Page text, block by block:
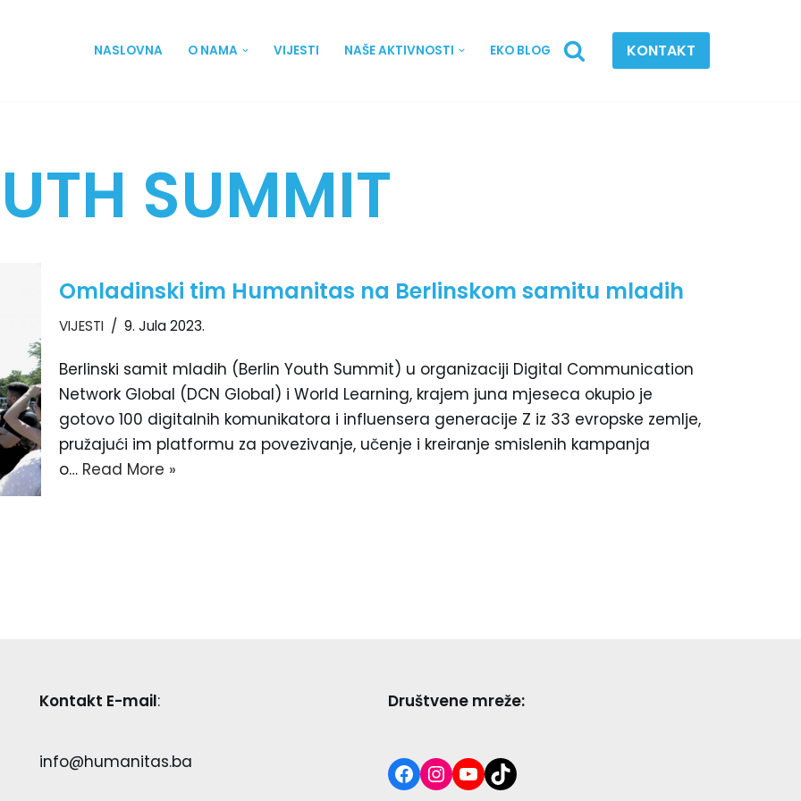
NASLOVNA O NAMA VIJESTI NAŠE AKTIVNOSTI EKO BLOG KONTAKT
SUMMIT
Omladinski tim Humanitas na Berlinskom samitu mladih
VIJESTI 9. Jula 2023.
Berlinski samit mladih (Berlin Youth Summit) u organizaciji Digital Communication
Network Global (DCN Global) i World Learning, krajem juna mjeseca okupio je
gotovo 100 digitalnih komunikatora i influensera generacije Z iz 33 evropske zemlje,
pružajući im platformu za povezivanje, učenje i kreiranje smislenih kampanja
o… Read More »
Kontakt E-mail:
info@humanitas.ba
Društvene mreže: